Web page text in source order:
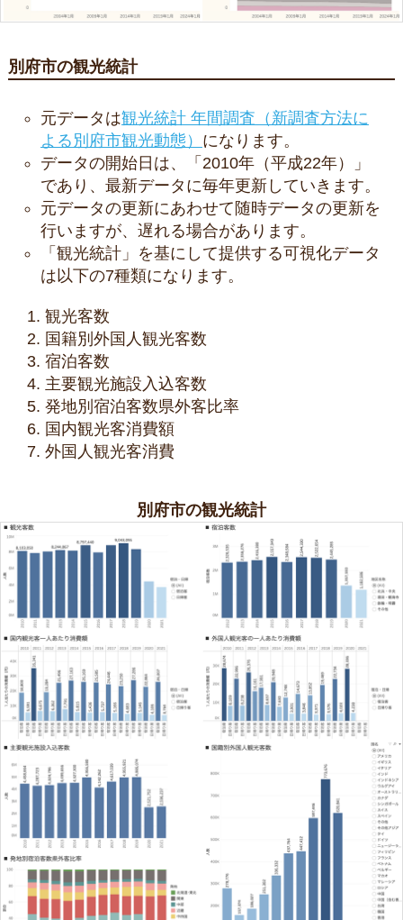
別府市の観光統計
元データは観光統計 年間調査（新調査方法に
よる別府市観光動態） になります。
データの開始日は、「2010年（平成22年）」
であり、最新データに毎年更新していきます。
元データの更新にあわせて随時データの更新を
行いますが、遅れる場合があります。
「観光統計」を基にして提供する可視化データ
は以下の7種類になります。
観光客数
国籍別外国人観光客数
宿泊客数
主要観光施設入込客数
発地別宿泊客数県外客比率
国内観光客消費額
外国人観光客消費
別府市の観光統計